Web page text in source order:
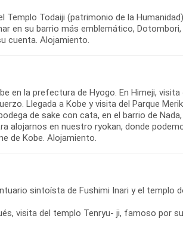
Templo Todaiji (patrimonio de la
en su barrio más emblemático,
cuenta. Alojamiento.
en la prefectura de Hyogo. En Himeji,
Llegada a Kobe y visita del Parque
de sake con cata, en el barrio de
alojarnos en nuestro ryokan, donde
de Kobe. Alojamiento.
sintoísta de Fushimi Inari y el templo
visita del templo Tenryu- ji, famoso por